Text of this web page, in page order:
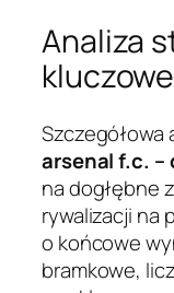
Analiza
arsenal f.c. –
na dogłębne
rywalizacji na
o końcowe
bramkowe,